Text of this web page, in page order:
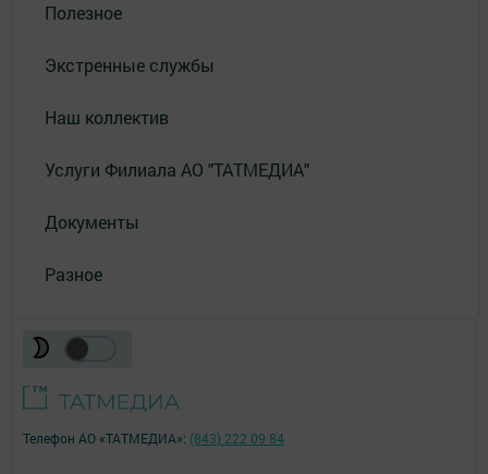
Полезное
Экстренные службы
Наш коллектив
Услуги Филиала АО "ТАТМЕДИА"
Документы
Разное
Телефон АО «ТАТМЕДИА»: (843) 222 09 84